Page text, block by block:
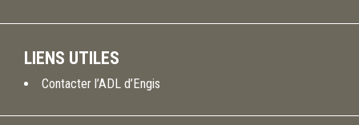
LIENS UTILES
Contacter l’ADL d’Engis